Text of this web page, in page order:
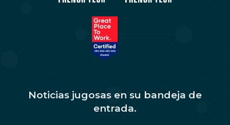
Noticias jugosas en su bandeja de
entrada.